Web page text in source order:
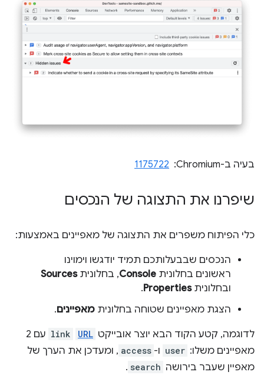
בעיה ב-Chromium: ‏ 1175722
שיפרנו את התצוגה של הנכסים
כלי הפיתוח משפרים את התצוגה של מאפיינים באמצעות:
הנכסים שבבעלותכם תמיד יודגשו וימוינו
ראשונים בחלונית Console, בחלוניתSources
ובחלוניתProperties
.
הצגת מאפיינים שטוחה בחלונית מאפיינים.
לדוגמה, קטע הקוד הבא יוצר אובייקט URL
link
עם 2
מאפיינים משלו: user ו- access , ומעדכן את הערך של
מאפיין שעבר בירושה search
.